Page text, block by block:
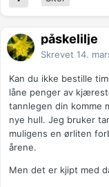
påskelilje
Skrevet 14.
Kan du ikke bestille
låne penger av
tannlegen din komme
nye hull. Jeg bruker
muligens en ørliten
årene.
Men det er kjipt med